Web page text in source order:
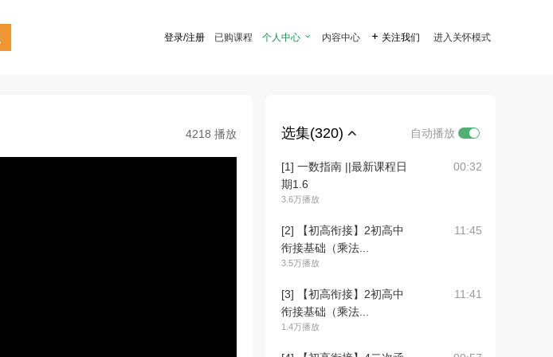
登录/注册 已购课程 个人中心  内容中心  关注我们 进入关怀模式
4218 播放 选集(320) 自动播放
[1] 一数指南 ||最新课程日
期1.6
3.6万播放
00:32
[2] 【初高衔接】2初高中
衔接基础（乘法...
3.5万播放
11:45
[3] 【初高衔接】2初高中
衔接基础（乘法...
1.4万播放
11:41